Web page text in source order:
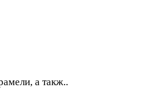
а такж..